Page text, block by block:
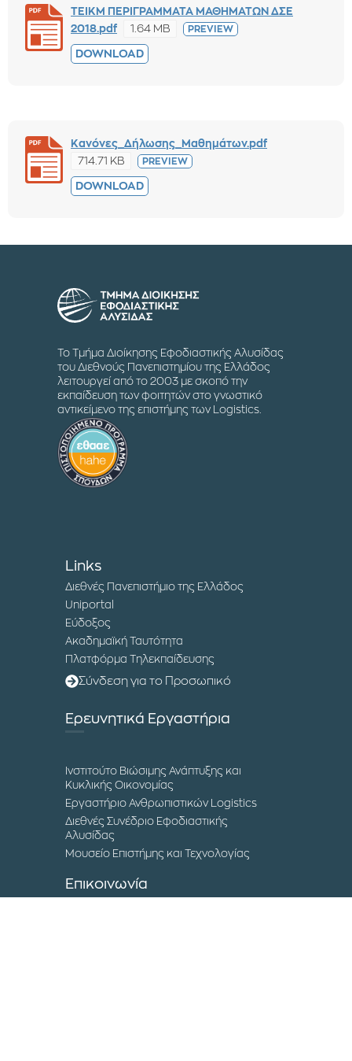
ΤΕΙΚΜ ΠΕΡΙΓΡΑΜΜΑΤΑ ΜΑΘΗΜΑΤΩΝ ΔΣΕ
2018.pdf
1.64 MB PREVIEW
DOWNLOAD
Κανόνες_Δήλωσης_Μαθημάτων.pdf
714.71 KB PREVIEW
DOWNLOAD
Το Τμήμα Διοίκησης Εφοδιαστικής Αλυσίδας
του Διεθνούς Πανεπιστημίου της Ελλάδος
λειτουργεί από το 2003 με σκοπό την
εκπαίδευση των φοιτητών στο γνωστικό
αντικείμενο της επιστήμης των Logistics.
Links
Διεθνές Πανεπιστήμιο της Ελλάδος
Uniportal
Εύδοξος
Ακαδημαϊκή Ταυτότητα
Πλατφόρμα Τηλεκπαίδευσης
Σύνδεση για το Προσωπικό
Ερευνητικά Εργαστήρια
Ινστιτούτο Βιώσιμης Ανάπτυξης και
Κυκλικής Οικονομίας
Εργαστήριο Ανθρωπιστικών Logistics
Διεθνές Συνέδριο Εφοδιαστικής
Αλυσίδας
Μουσείο Επιστήμης και Τεχνολογίας
Επικοινωνία